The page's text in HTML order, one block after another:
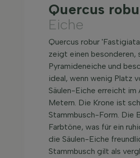
Quercus
Eiche
Quercus robur
zeigt einen besonderen,
Pyramideneiche und
ideal, wenn wenig Platz
Säulen-Eiche erreicht
Metern. Die Krone ist
Stammbusch-Form. Die
Farbtöne, was für ein
die Säulen-Eiche
Stammbusch gilt als